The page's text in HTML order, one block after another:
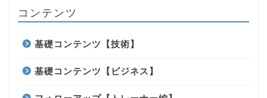
コンテンツ
基礎コンテンツ【技術】
基礎コンテンツ【ビジネス】